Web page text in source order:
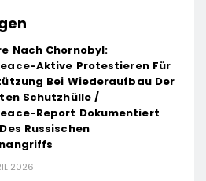
Nach Chornobyl:
Aktive Protestieren Für
Bei Wiederaufbau Der
Schutzhülle /
Report Dokumentiert
Russischen
2026